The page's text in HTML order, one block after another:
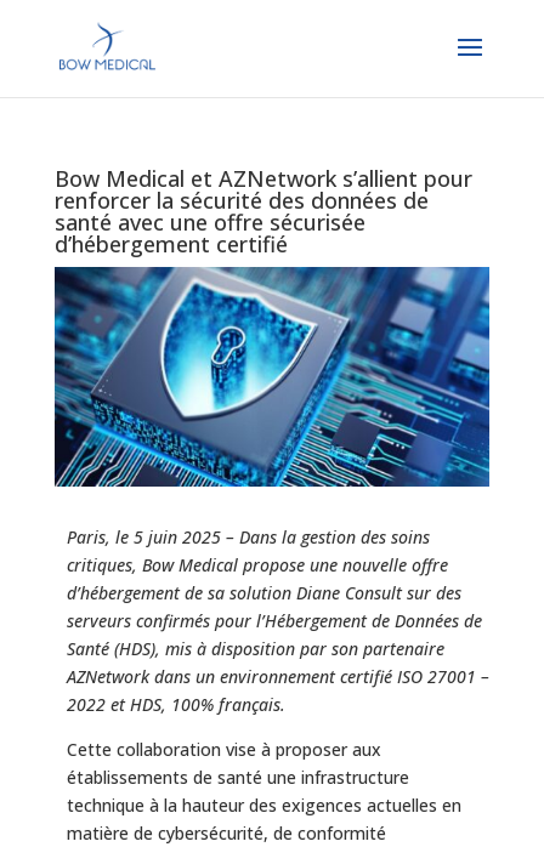
Bow Medical et AZNetwork s’allient pour
renforcer la sécurité des données de
santé avec une offre sécurisée
d’hébergement certifié
Paris, le 5 juin 2025 – Dans la gestion des soins
critiques, Bow Medical propose une nouvelle offre
d’hébergement de sa solution Diane Consult sur des
serveurs confirmés pour l’Hébergement de Données de
Santé (HDS), mis à disposition par son partenaire
AZNetwork dans un environnement certifié ISO 27001 –
2022 et HDS, 100% français.
Cette collaboration vise à proposer aux
établissements de santé une infrastructure
technique à la hauteur des exigences actuelles en
matière de cybersécurité, de conformité